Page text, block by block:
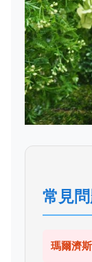
常見
瑪爾濟